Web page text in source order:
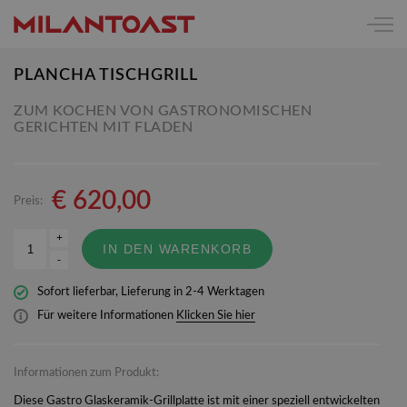
PLANCHA TISCHGRILL
ZUM KOCHEN VON GASTRONOMISCHEN
GERICHTEN MIT FLADEN
Preis: € 620,00
+
-
IN DEN WARENKORB
Sofort lieferbar, Lieferung in 2-4 Werktagen
Für weitere Informationen Klicken Sie hier
Informationen zum Produkt:
Diese Gastro Glaskeramik-Grillplatte ist mit einer speziell entwickelten